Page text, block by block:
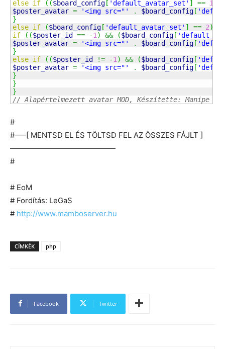
else if ( ($board_config [ 'default_avatar_set' ] == 1
$poster_avatar = '<img src="' . $board_config [
}
else if ($board_config [ 'default_avatar_set' ] == 2)
if
( ($poster_id == -1 ) && ($board_config [
$poster_avatar = '<img src="' . $board_config [
}
else if ( ($poster_id != -1 ) && ($board_config [
$poster_avatar = '<img src="' . $board_config [
}
}
}
// Alapértelmezett avatar MOD, Készítette: Manipe
#
#—–[ MENTSD EL ÉS TÖLTSD FEL AZ ÖSSZES FÁJLT ]
——————————————
#
# EoM
# Fordítás: LeGaS
# http://www.mamboserver.hu
CÍMKÉK php
Facebook Twitter